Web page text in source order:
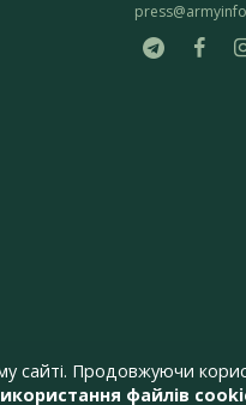
Продовжуючи
файлів